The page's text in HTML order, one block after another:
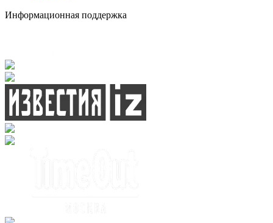
Информационная поддержка